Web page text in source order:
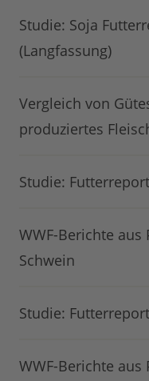
Studie: Soja
(Langfassung)
Vergleich von
produziertes
Studie:
WWF-Berichte aus
Schwein
Studie:
WWF-Berichte aus